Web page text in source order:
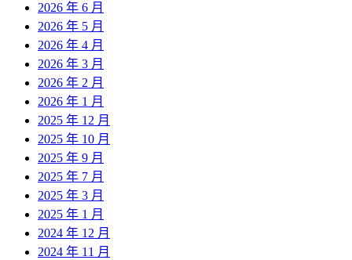
2026 年 6 月
2026 年 5 月
2026 年 4 月
2026 年 3 月
2026 年 2 月
2026 年 1 月
2025 年 12 月
2025 年 10 月
2025 年 9 月
2025 年 7 月
2025 年 3 月
2025 年 1 月
2024 年 12 月
2024 年 11 月